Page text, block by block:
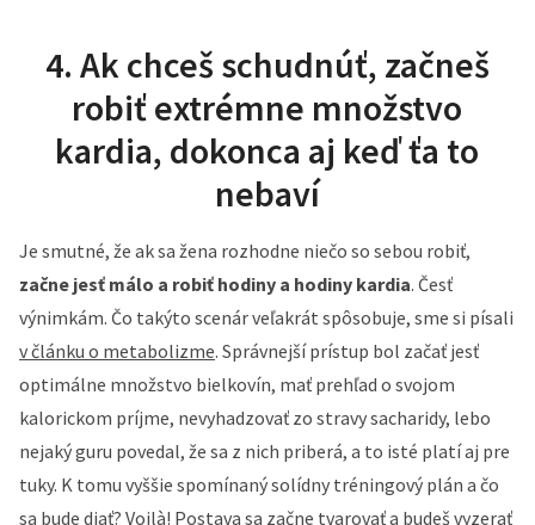
4. Ak chceš schudnúť, začneš
robiť extrémne množstvo
kardia, dokonca aj keď ťa to
nebaví
Je smutné, že ak sa žena rozhodne niečo so sebou robiť,
začne jesť málo a robiť hodiny a hodiny kardia. Česť
výnimkám. Čo takýto scenár veľakrát spôsobuje, sme si písali
v článku o metabolizme. Správnejší prístup bol začať jesť
optimálne množstvo bielkovín, mať prehľad o svojom
kalorickom príjme, nevyhadzovať zo stravy sacharidy, lebo
nejaký guru povedal, že sa z nich priberá, a to isté platí aj pre
tuky. K tomu vyššie spomínaný solídny tréningový plán a čo
sa bude diať? Voilà! Postava sa začne tvarovať a budeš vyzerať